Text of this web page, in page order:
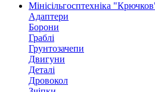
Мінісільгосптехніка
Адаптери
Борони
Граблі
Грунтозачепи
Двигуни
Деталі
Дровокол